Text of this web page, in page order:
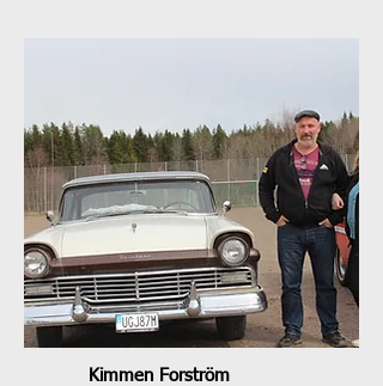
Kimmen Forström